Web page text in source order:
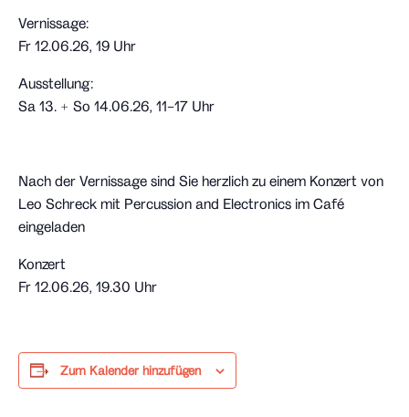
Vernissage:
Fr 12.06.26, 19 Uhr
Ausstellung:
Sa 13. + So 14.06.26, 11–17 Uhr
Nach der Vernissage sind Sie herzlich zu einem Konzert von
Leo Schreck mit Percussion and Electronics im Café
eingeladen
Konzert
Fr 12.06.26, 19.30 Uhr
Zum Kalender hinzufügen